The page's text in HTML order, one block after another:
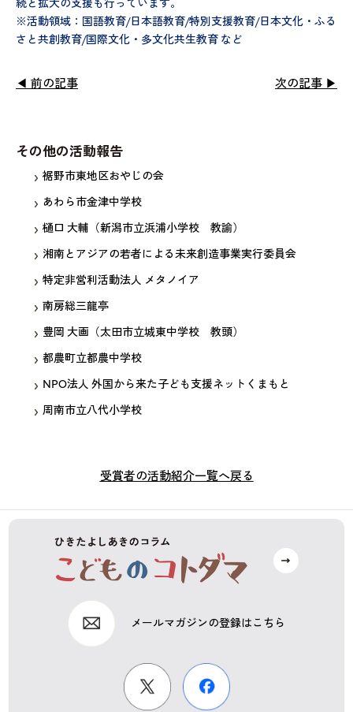
続と拡大の支援も行っています。
※活動領域：国語教育/日本語教育/特別支援教育/日本文化・ふる
さと共創教育/国際文化・多文化共生教育 など
◀ 前の記事 次の記事 ▶
その他の活動報告
裾野市東地区おやじの会
あわら市金津中学校
樋口 大輔（新潟市立浜浦小学校 教諭）
湘南とアジアの若者による未来創造事業実行委員会
特定非営利活動法人 メタノイア
南房総三龍亭
豊岡 大画（太田市立城東中学校 教頭）
都農町立都農中学校
NPO法人 外国から来た子ども支援ネットくまもと
周南市立八代小学校
受賞者の活動紹介一覧へ戻る
メールマガジンの登録はこちら